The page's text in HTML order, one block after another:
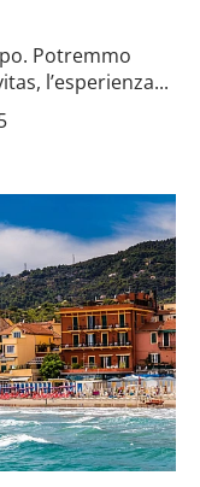
Potremmo
l’esperienza...